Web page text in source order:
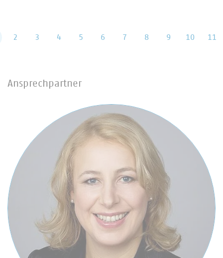
2 3 4 5 6 7 8 9 10 11
Ansprechpartner